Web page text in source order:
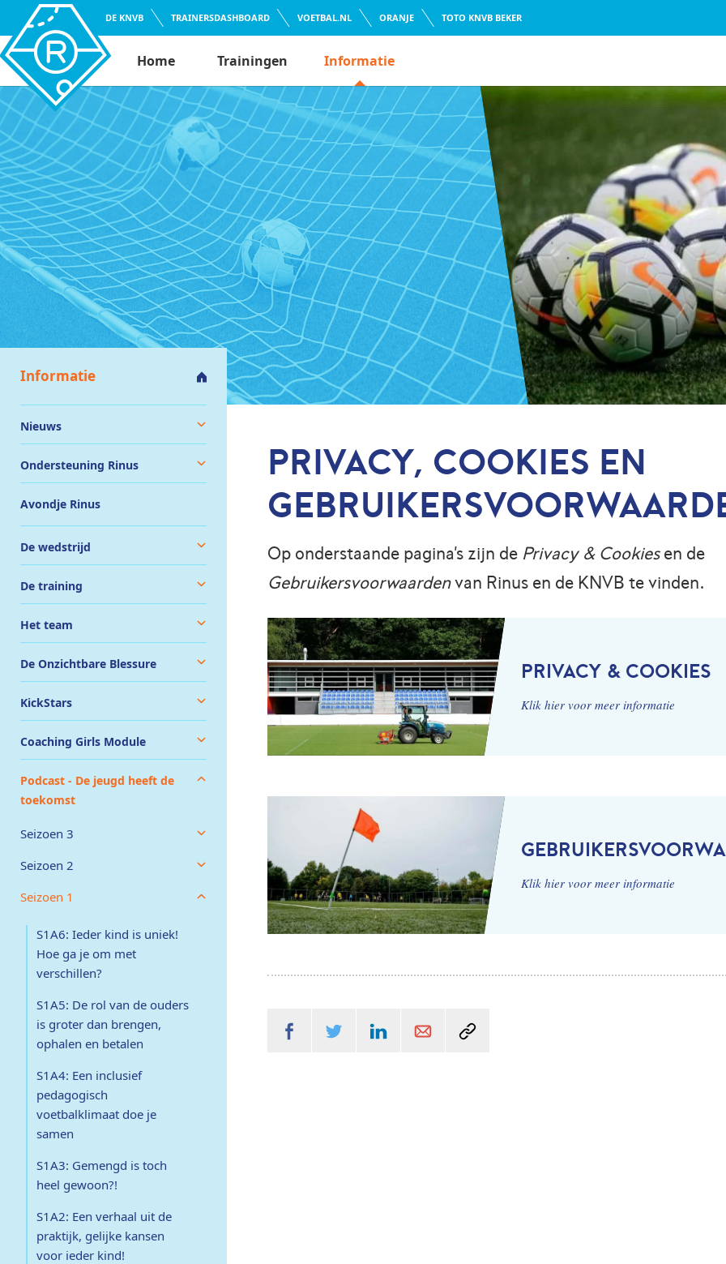
DE KNVB TRAINERSDASHBOARD VOETBAL.NL ORANJE TOTO KNVB BEKER
Home Trainingen Informatie
Informatie
Nieuws
Ondersteuning Rinus
Avondje Rinus
De wedstrijd
De training
Het team
De Onzichtbare Blessure
KickStars
Coaching Girls Module
Podcast - De jeugd heeft de
toekomst
Seizoen 3
Seizoen 2
Seizoen 1
S1A6: Ieder kind is uniek!
Hoe ga je om met
verschillen?
S1A5: De rol van de ouders
is groter dan brengen,
ophalen en betalen
S1A4: Een inclusief
pedagogisch
voetbalklimaat doe je
samen
S1A3: Gemengd is toch
heel gewoon?!
S1A2: Een verhaal uit de
praktijk, gelijke kansen
voor ieder kind!
PRIVACY, COOKIES EN
Op onderstaande pagina's zijn de Privacy & Cookies en de
Gebruikersvoorwaardenvan Rinus en de KNVB te vinden.
PRIVACY & COOKIES
Klik hier voor meer informatie
Klik hier voor meer informatie